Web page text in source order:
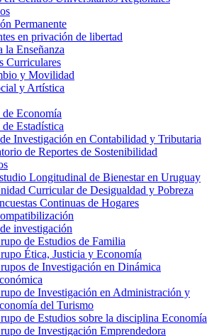
Permanente
en privación de libertad
la Enseñanza
Curriculares
y Movilidad
y Artística
Economía
Estadística
Investigación en Contabilidad y Tributaria
de Reportes de Sostenibilidad
Longitudinal de Bienestar en Uruguay
Curricular de Desigualdad y Pobreza
Continuas de Hogares
investigación
de Estudios de Familia
Ética, Justicia y Economía
de Investigación en Dinámica
de Investigación en Administración y
del Turismo
de Estudios sobre la disciplina Economía
de Investigación Emprendedora